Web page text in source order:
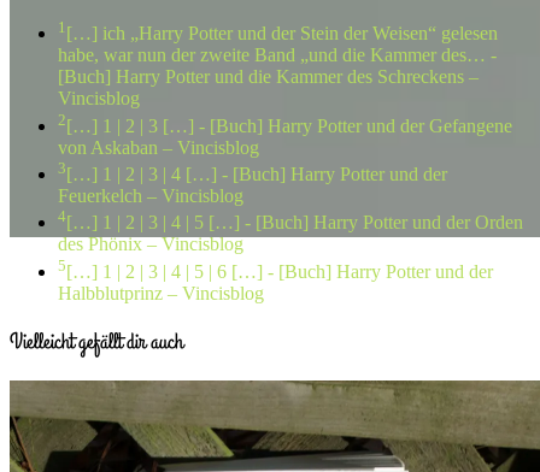
1 […] ich „Harry Potter und der Stein der Weisen“ gelesen
habe, war nun der zweite Band „und die Kammer des… -
[Buch] Harry Potter und die Kammer des Schreckens –
Vincisblog
2[…] 1 | 2 | 3 […] - [Buch] Harry Potter und der Gefangene
von Askaban – Vincisblog
3[…] 1 | 2 | 3 | 4 […] - [Buch] Harry Potter und der
Feuerkelch – Vincisblog
4[…] 1 | 2 | 3 | 4 | 5 […] - [Buch] Harry Potter und der Orden
des Phönix – Vincisblog
5[…] 1 | 2 | 3 | 4 | 5 | 6 […] - [Buch] Harry Potter und der
Halbblutprinz – Vincisblog
Vielleicht gefällt dir auch